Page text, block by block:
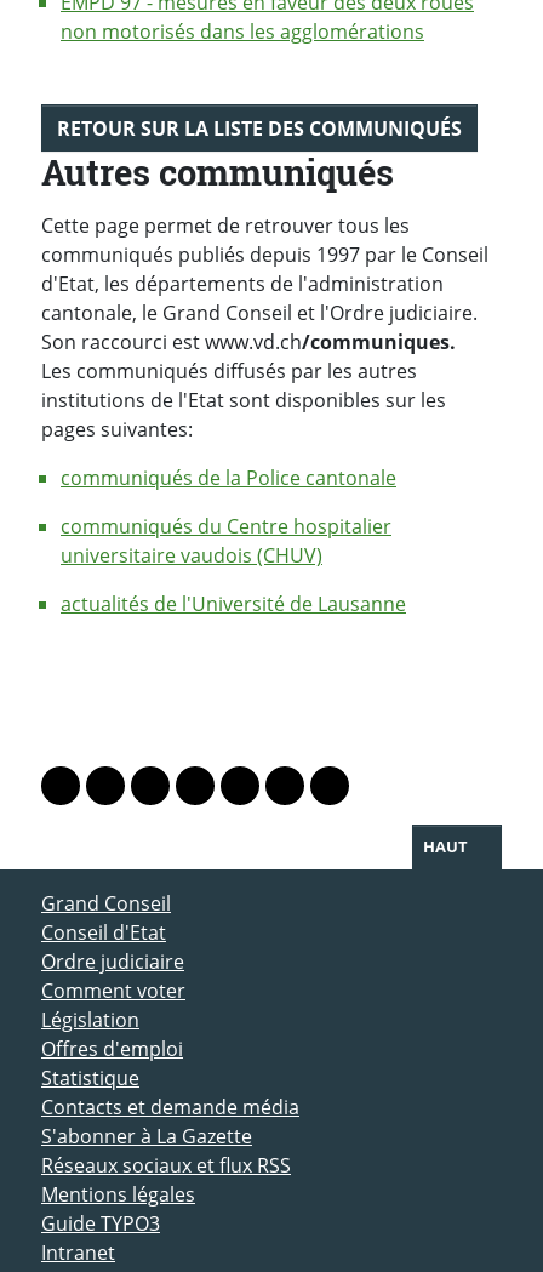
non motorisés dans les agglomérations
RETOUR SUR LA LISTE DES COMMUNIQUÉS
Autres communiqués
Cette page permet de retrouver tous les
communiqués publiés depuis 1997 par le Conseil
d'Etat, les départements de l'administration
cantonale, le Grand Conseil et l'Ordre judiciaire.
Son raccourci est www.vd.ch/communiques.
Les communiqués diffusés par les autres
institutions de l'Etat sont disponibles sur les
pages suivantes:
communiqués de la Police cantonale
communiqués du Centre hospitalier
universitaire vaudois (CHUV)
actualités de l'Université de Lausanne
Lien vers le profil Mastodon
Lien vers le profil Bluesky
Lien vers le profil Instagram
Lien vers le profil Linkedin
Lien vers le profil Facebook
Lien vers le profil Twitter
Partager par WhatsApp
HAUT
ACCÈS DIRECT
Grand Conseil
Conseil d'Etat
Ordre judiciaire
Comment voter
Législation
Offres d'emploi
Statistique
Contacts et demande média
S'abonner à La Gazette
Réseaux sociaux et flux RSS
Mentions légales
Guide TYPO3
Intranet